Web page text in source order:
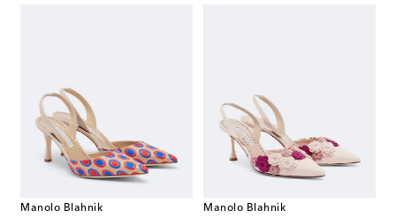
Manolo Blahnik
Manolo Blahnik